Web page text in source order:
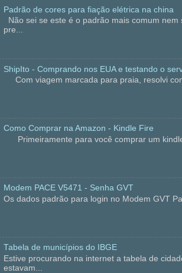
Padrão de cores para fiação elétrica na china
Não sei se este é o padrão mais comum
pre...
ShipIto - Comprando nos EUA e testando o
Com viagem marcada para praia, resolvi
Como Comprar na Amazon - Kindle Fire
Primeiramente para você comprar um
Modem PACE V5471 - Senha GVT
Os dados padrão para login no Modem GVT
Tabela de municípios do IBGE
Estive procurando na internet a tabela de
estavam...